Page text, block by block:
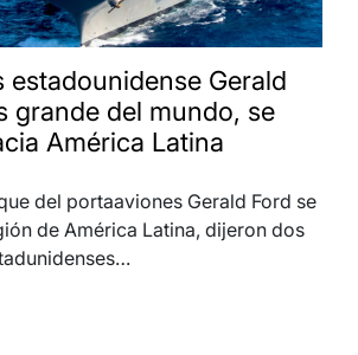
estadounidense Gerald
grande del mundo, se
América Latina
del portaaviones Gerald Ford se
de América Latina, dijeron dos